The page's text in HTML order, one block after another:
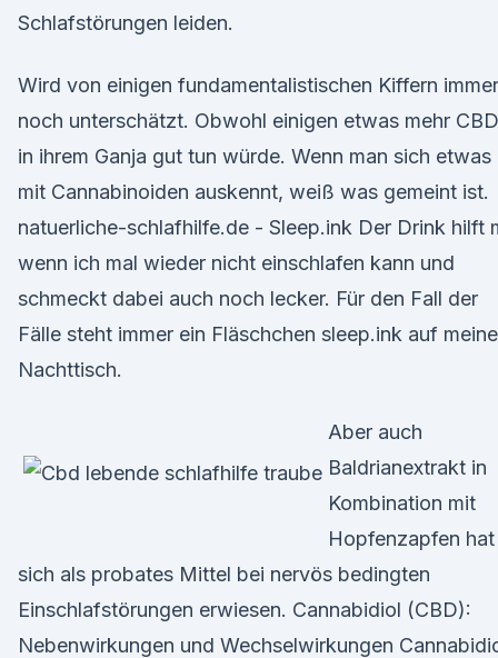
Schlafstörungen leiden.
Wird von einigen fundamentalistischen Kiffern immer
noch unterschätzt. Obwohl einigen etwas mehr CBD
in ihrem Ganja gut tun würde. Wenn man sich etwas
mit Cannabinoiden auskennt, weiß was gemeint ist.
natuerliche-schlafhilfe.de - Sleep.ink Der Drink hilft
wenn ich mal wieder nicht einschlafen kann und
schmeckt dabei auch noch lecker. Für den Fall der
Fälle steht immer ein Fläschchen sleep.ink auf
Nachttisch.
Aber auch
Baldrianextrakt in
Kombination mit
Hopfenzapfen hat
sich als probates Mittel bei nervös bedingten
Einschlafstörungen erwiesen. Cannabidiol (CBD):
Nebenwirkungen und Wechselwirkungen